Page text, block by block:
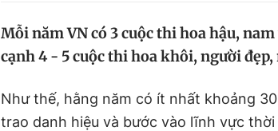
Mỗi năm VN có 3 cuộc thi hoa hậu,
cạnh 4 - 5 cuộc thi hoa khôi, người
Như thế, hằng năm có ít nhất khoảng
trao danh hiệu và bước vào lĩnh vực